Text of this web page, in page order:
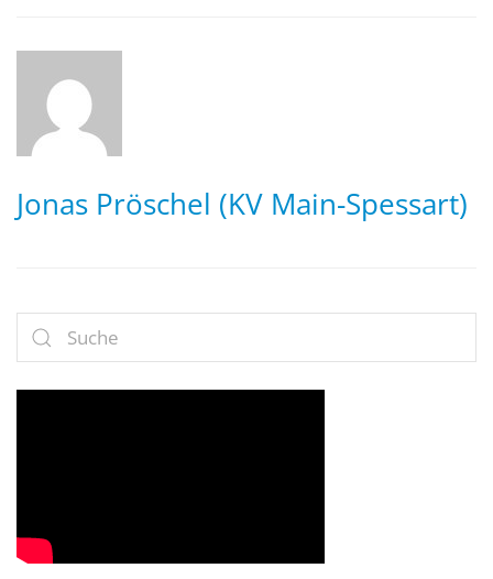
Jonas Pröschel (KV Main-Spessart)